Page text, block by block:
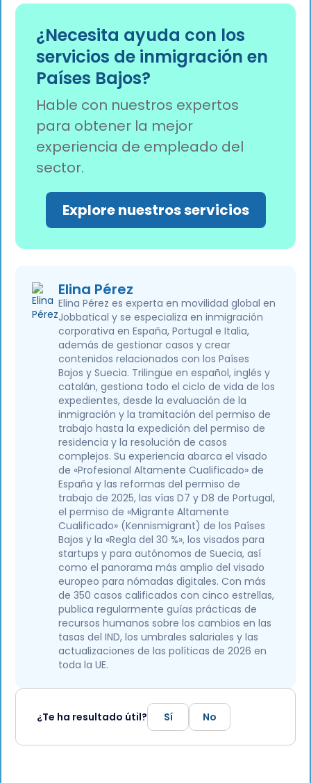
No, el IND evalúa el cumplimiento basándose
en el salario bruto antes de aplicar la ventaja
fiscal del 30 % a la remuneración del
empleado.
¿Necesita ayuda con los
servicios de inmigración en
Países Bajos?
Hable con nuestros expertos
para obtener la mejor
experiencia de empleado del
sector.
Explore nuestros servicios
Elina Pérez
Elina Pérez es experta en movilidad global en
Jobbatical y se especializa en inmigración
corporativa en España, Portugal e Italia,
además de gestionar casos y crear
contenidos relacionados con los Países
Bajos y Suecia. Trilingüe en español, inglés y
catalán, gestiona todo el ciclo de vida de los
expedientes, desde la evaluación de la
inmigración y la tramitación del permiso de
trabajo hasta la expedición del permiso de
residencia y la resolución de casos
complejos. Su experiencia abarca el visado
de «Profesional Altamente Cualificado» de
España y las reformas del permiso de
trabajo de 2025, las vías D7 y D8 de Portugal,
el permiso de «Migrante Altamente
Cualificado» (Kennismigrant) de los Países
Bajos y la «Regla del 30 %», los visados para
startups y para autónomos de Suecia, así
como el panorama más amplio del visado
europeo para nómadas digitales. Con más
de 350 casos calificados con cinco estrellas,
publica regularmente guías prácticas de
recursos humanos sobre los cambios en las
tasas del IND, los umbrales salariales y las
actualizaciones de las políticas de 2026 en
toda la UE.
¿Te ha resultado útil? Sí No